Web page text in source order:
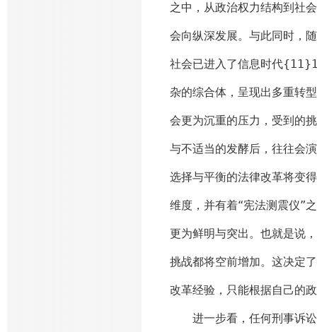
之中，从政治权力结构到社
会向纵深发展。与此同时，
社会已进入了信息时代
杂的综合体，呈现出多重转
会更为沉重的压力，受到的
与不适当的发酵后，往往会
选择与平衡的法律改革将变
维度，并有着“宪法测震仪”
更为鲜明与突出。也就是说
挑战都将空前增加。这决定
改革经验，只能根据自己的
进一步看，任何刑事诉讼